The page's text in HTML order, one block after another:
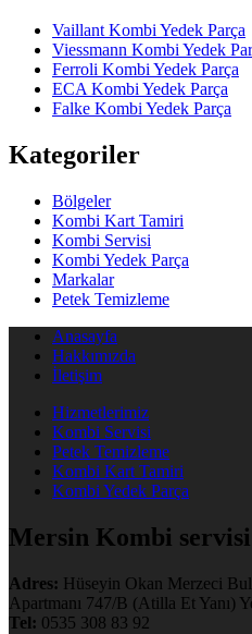
Vaillant Kombi Yedek Parça
Viessmann Kombi Yedek
Ferroli Kombi Yedek Parça
ECA Kombi Yedek Parça
Falke Kombi Yedek Parça
Kategoriler
Bölgeler
Kombi Kart Tamiri
Kombi Servisi
Kombi Yedek Parça
Markalar
Petek Temizleme
Anasayfa
Hakkımızda
İletişim
Hizmetlerimiz
Kombi Servisi
Petek Temizleme
Kombi Kart Tamiri
Kombi Yedek Parça
Mersin Kombi servisi
Adres: Hüseyin Okan Merzeci
Apartmanı 747/B (Atilla Et Yanı)
Tel: 0535 308 83 92